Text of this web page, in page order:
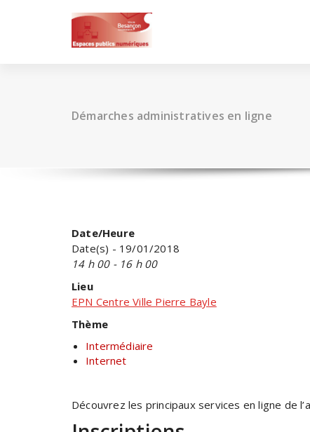
Démarches administratives en ligne
Date/Heure
Date(s) - 19/01/2018
14 h 00 - 16 h 00
Lieu
EPN Centre Ville Pierre Bayle
Thème
Intermédiaire
Internet
Découvrez les principaux services en ligne de